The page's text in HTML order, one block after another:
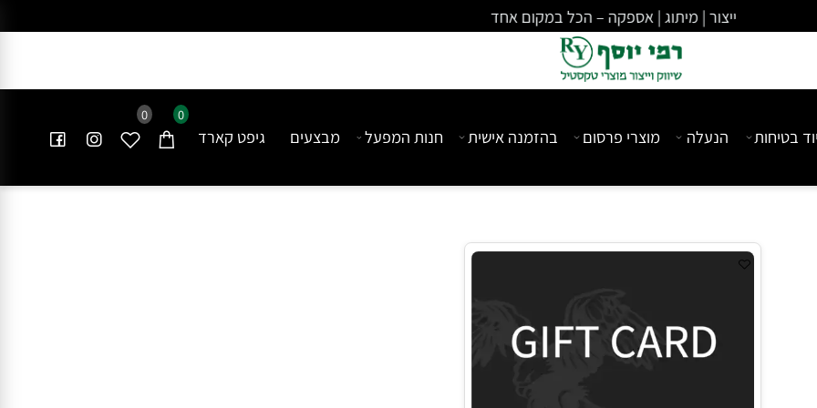
ייצור | מיתוג | אספקה – הכל במקום אחד
0 0
הנעלה מוצרי פרסום בהזמנה אישית חנות המפעל מבצעים גיפט קארד